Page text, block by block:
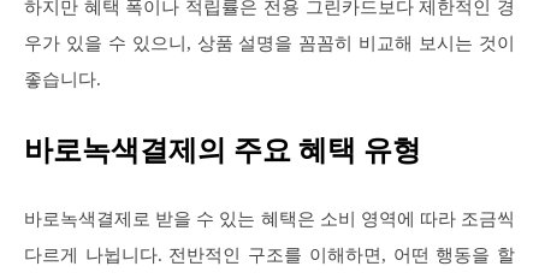
하지만 혜택 폭이나 적립률은 전용 그린카드보다 제한적인 경
우가 있을 수 있으니, 상품 설명을 꼼꼼히 비교해 보시는 것이
좋습니다.
바로녹색결제의 주요 혜택 유형
바로녹색결제로 받을 수 있는 혜택은 소비 영역에 따라 조금씩
다르게 나뉩니다. 전반적인 구조를 이해하면, 어떤 행동을 할